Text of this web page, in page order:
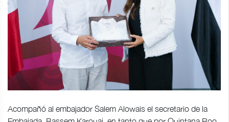
Acompañó al embajador Salem Alowais el secretario de la